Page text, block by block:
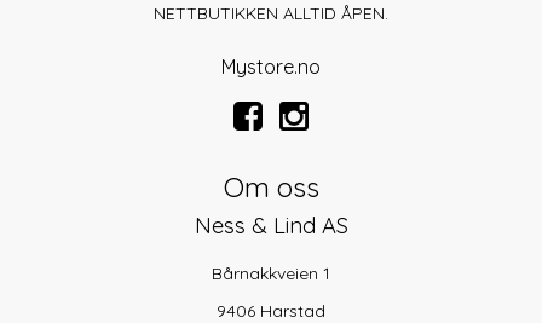
NETTBUTIKKEN ALLTID ÅPEN.
Mystore.no
Om oss
Ness & Lind AS
Bårnakkveien 1
9406 Harstad